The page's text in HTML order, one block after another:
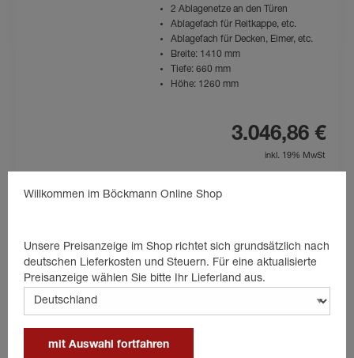
2 Ablagenetze an den Türen
Ablagefach für Reitkappe, etc.
Ablagefach für Decken, Eimer, etc.
Breite: 1410 mm
Tiefe: 660 mm
Höhe: 1260 mm
3.046,86 €
inkl. 19% MwSt
Produktdetails Produkt anfragen
Neu
Sattelschrank XL
2 Sattelhalter, verstellbar
Willkommen im Böckmann Online Shop
Unsere Preisanzeige im Shop richtet sich grundsätzlich nach
deutschen Lieferkosten und Steuern. Für eine aktualisierte
Preisanzeige wählen Sie bitte Ihr Lieferland aus.
mit Auswahl fortfahren